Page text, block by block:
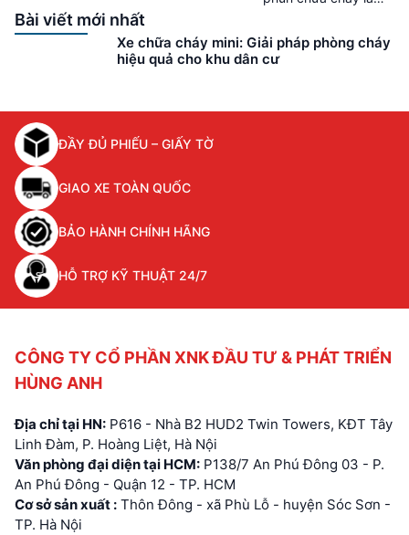
trọng trong hệ thống
chữa cháy, được sử
Bài viết mới nhất
Xe chữa cháy mini: Giải pháp phòng cháy
hiệu quả cho khu dân cư
ĐẦY ĐỦ PHIẾU – GIẤY TỜ
GIAO XE TOÀN QUỐC
BẢO HÀNH CHÍNH HÃNG
HỖ TRỢ KỸ THUẬT 24/7
CÔNG TY CỔ PHẦN XNK ĐẦU TƯ & PHÁT TRIỂN
HÙNG ANH
Địa chỉ tại HN: P616 - Nhà B2 HUD2 Twin Towers, KĐT Tây
Linh Đàm, P. Hoàng Liệt, Hà Nội
Văn phòng đại diện tại HCM: P138/7 An Phú Đông 03 - P.
An Phú Đông - Quận 12 - TP. HCM
Cơ sở sản xuất : Thôn Đông - xã Phù Lỗ - huyện Sóc Sơn -
TP. Hà Nội